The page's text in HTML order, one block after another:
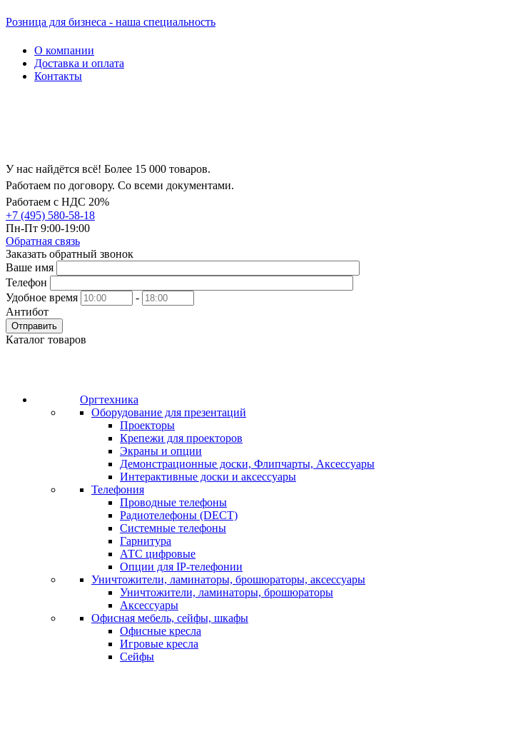
Розница для бизнеса - наша специальность
О компании
Доставка и оплата
Контакты
У нас найдётся всё! Более 15 000 товаров.
Работаем по договору. Со всеми документами.
Работаем с НДС 20%
+7 (495) 580-58-18
Пн-Пт 9:00-19:00
Обратная связь
Заказать обратный звонок
Ваше имя
Телефон
Удобное время
-
Антибот
Отправить
Каталог товаров
Оргтехника
Оборудование для презентаций
Проекторы
Крепежи для проекторов
Экраны и опции
Демонстрационные доски, Флипчарты, Аксессуары
Интерактивные доски и аксессуары
Телефония
Проводные телефоны
Радиотелефоны (DECT)
Системные телефоны
Гарнитура
АТС цифровые
Опции для IP-телефонии
Уничтожители, ламинаторы, брошюраторы, аксессуары
Уничтожители, ламинаторы, брошюраторы
Аксессуары
Офисная мебель, сейфы, шкафы
Офисные кресла
Игровые кресла
Сейфы